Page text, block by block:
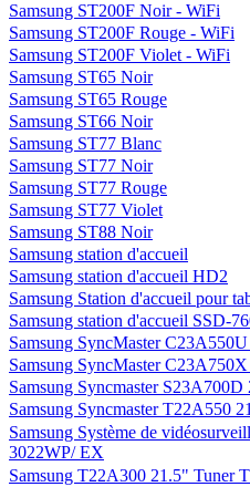
Samsung ST200F Noir - WiFi
Samsung ST200F Rouge - WiFi
Samsung ST200F Violet - WiFi
Samsung ST65 Noir
Samsung ST65 Rouge
Samsung ST66 Noir
Samsung ST77 Blanc
Samsung ST77 Noir
Samsung ST77 Rouge
Samsung ST77 Violet
Samsung ST88 Noir
Samsung station d'accueil
Samsung station d'accueil HD2
Samsung Station d'accueil pour
Samsung station d'accueil SSD-
Samsung SyncMaster
Samsung SyncMaster
Samsung Syncmaster
Samsung Syncmaster T22A550
Samsung Système de
3022WP/ EX
Samsung T22A300 21.5" Tuner